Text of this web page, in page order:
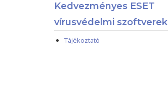
Kedvezményes ESET
vírusvédelmi szoftverek
Tájékoztató